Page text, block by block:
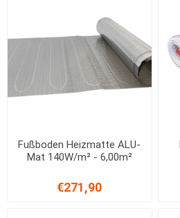
Fußboden Heizmatte ALU-
Mat 140W/m² - 6,00m²
€271,90